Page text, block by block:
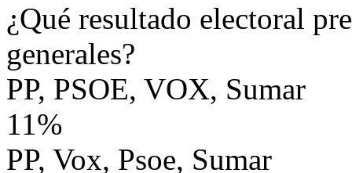
¿Qué resultado electoral
generales?
PP, PSOE, VOX, Sumar
11%
PP, Vox, Psoe, Sumar